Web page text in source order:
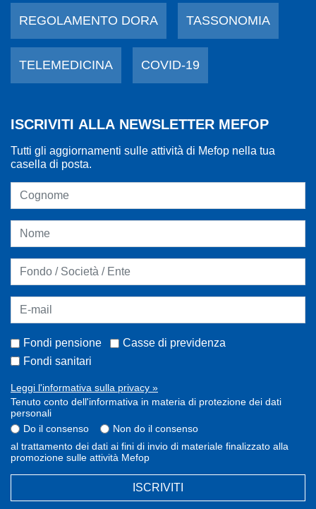
REGOLAMENTO DORA TASSONOMIA
TELEMEDICINA COVID-19
ISCRIVITI ALLA NEWSLETTER MEFOP
Tutti gli aggiornamenti sulle attività di Mefop nella tua
casella di posta.
Fondi pensione
Casse di previdenza
Fondi sanitari
Leggi l'informativa sulla privacy »
Tenuto conto dell'informativa in materia di protezione dei dati
personali
Do il consenso
Non do il consenso
al trattamento dei dati ai fini di invio di materiale finalizzato alla
promozione sulle attività Mefop
ISCRIVITI